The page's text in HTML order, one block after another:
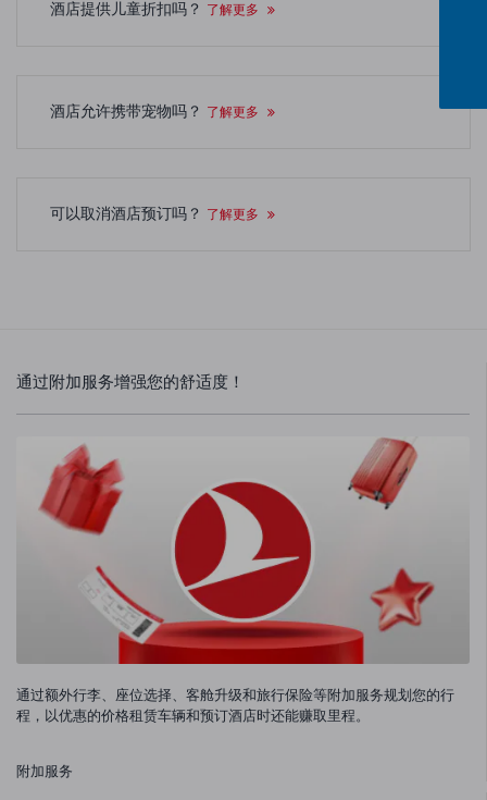
酒店提供儿童折扣吗？ 了解更多
酒店允许携带宠物吗？ 了解更多
可以取消酒店预订吗？ 了解更多
通过附加服务增强您的舒适度！
通过额外行李、座位选择、客舱升级和旅行保险等附加服务规划您的行
程，以优惠的价格租赁车辆和预订酒店时还能赚取里程。
附加服务